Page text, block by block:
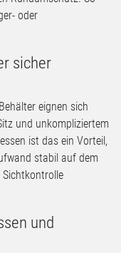
oder
sicher
eignen sich
und unkompliziertem
ist das ein Vorteil,
stabil auf dem
Sichtkontrolle
und